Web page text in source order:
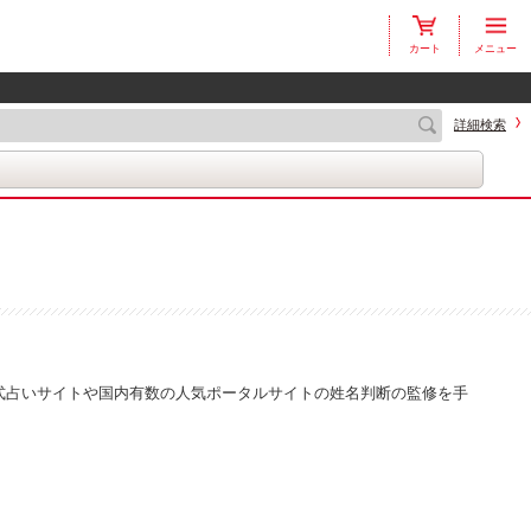
カート メニュー
詳細検索
いサイトや国内有数の人気ポータルサイトの姓名判断の監修を手